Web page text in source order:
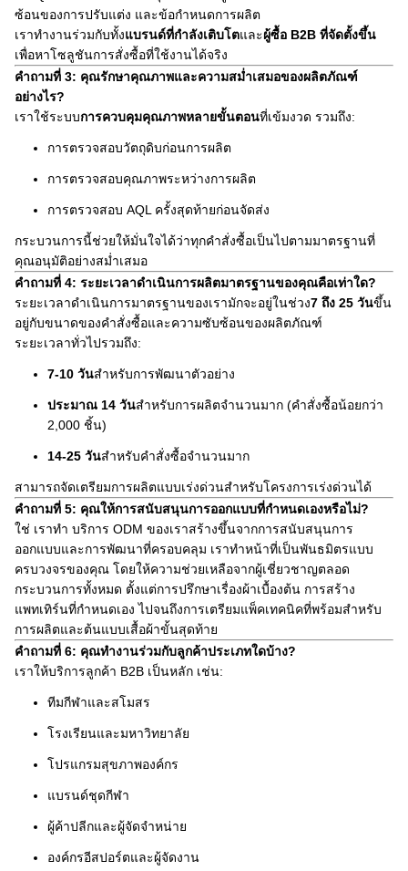
ซ้อนของการปรับแต่ง และข้อกำหนดการผลิต
เราทำงานร่วมกับทั้งแบรนด์ที่กำลังเติบโตและผู้ซื้อ B2B ที่จัดตั้งขึ้น
เพื่อหาโซลูชันการสั่งซื้อที่ใช้งานได้จริง
คำถามที่ 3: คุณรักษาคุณภาพและความสม่ำเสมอของผลิตภัณฑ์
อย่างไร?
เราใช้ระบบการควบคุมคุณภาพหลายขั้นตอนที่เข้มงวด รวมถึง:
การตรวจสอบวัตถุดิบก่อนการผลิต
การตรวจสอบคุณภาพระหว่างการผลิต
การตรวจสอบ AQL ครั้งสุดท้ายก่อนจัดส่ง
กระบวนการนี้ช่วยให้มั่นใจได้ว่าทุกคำสั่งซื้อเป็นไปตามมาตรฐานที่
คุณอนุมัติอย่างสม่ำเสมอ
คำถามที่ 4: ระยะเวลาดำเนินการผลิตมาตรฐานของคุณคือเท่าใด?
ระยะเวลาดำเนินการมาตรฐานของเรามักจะอยู่ในช่วง7 ถึง 25 วันขึ้น
อยู่กับขนาดของคำสั่งซื้อและความซับซ้อนของผลิตภัณฑ์
ระยะเวลาทั่วไปรวมถึง:
7-10 วันสำหรับการพัฒนาตัวอย่าง
ประมาณ 14 วันสำหรับการผลิตจำนวนมาก (คำสั่งซื้อน้อยกว่า
2,000 ชิ้น)
14-25 วันสำหรับคำสั่งซื้อจำนวนมาก
สามารถจัดเตรียมการผลิตแบบเร่งด่วนสำหรับโครงการเร่งด่วนได้
คำถามที่ 5: คุณให้การสนับสนุนการออกแบบที่กำหนดเองหรือไม่?
ใช่ เราทำ บริการ ODM ของเราสร้างขึ้นจากการสนับสนุนการ
ออกแบบและการพัฒนาที่ครอบคลุม เราทำหน้าที่เป็นพันธมิตรแบบ
ครบวงจรของคุณ โดยให้ความช่วยเหลือจากผู้เชี่ยวชาญตลอด
กระบวนการทั้งหมด ตั้งแต่การปรึกษาเรื่องผ้าเบื้องต้น การสร้าง
แพทเทิร์นที่กำหนดเอง ไปจนถึงการเตรียมแพ็คเทคนิคที่พร้อมสำหรับ
การผลิตและต้นแบบเสื้อผ้าขั้นสุดท้าย
คำถามที่ 6: คุณทำงานร่วมกับลูกค้าประเภทใดบ้าง?
เราให้บริการลูกค้า B2B เป็นหลัก เช่น:
ทีมกีฬาและสโมสร
โรงเรียนและมหาวิทยาลัย
โปรแกรมสุขภาพองค์กร
แบรนด์ชุดกีฬา
ผู้ค้าปลีกและผู้จัดจำหน่าย
องค์กรอีสปอร์ตและผู้จัดงาน